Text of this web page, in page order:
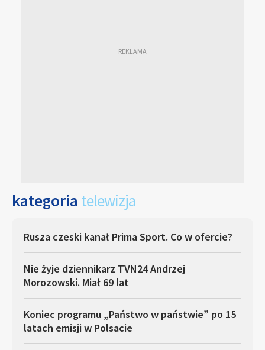
kategoria telewizja
Rusza czeski kanał Prima Sport. Co w ofercie?
Nie żyje dziennikarz TVN24 Andrzej
Morozowski. Miał 69 lat
Koniec programu „Państwo w państwie” po 15
latach emisji w Polsacie